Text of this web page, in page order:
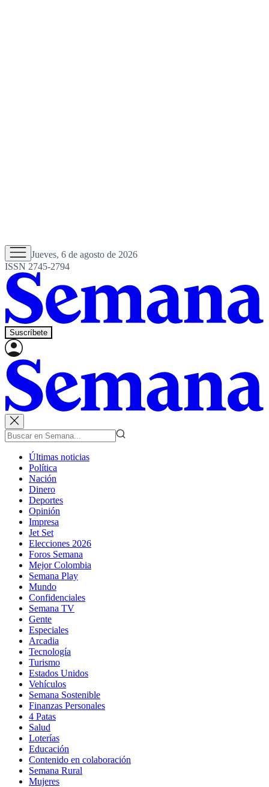
Jueves, 6 de agosto de 2026
ISSN 2745-2794
Suscríbete
Últimas noticias
Política
Nación
Dinero
Deportes
Opinión
Impresa
Jet Set
Elecciones 2026
Foros Semana
Mejor Colombia
Semana Play
Mundo
Confidenciales
Semana TV
Gente
Especiales
Arcadia
Tecnología
Turismo
Estados Unidos
Vehículos
Semana Sostenible
Finanzas Personales
4 Patas
Salud
Loterías
Educación
Contenido en colaboración
Semana Rural
Mujeres